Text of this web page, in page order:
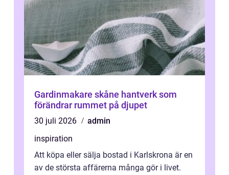
Gardinmakare skåne hantverk som
förändrar rummet på djupet
30 juli 2026
admin
inspiration
Att köpa eller sälja bostad i Karlskrona är en
av de största affärerna många gör i livet.